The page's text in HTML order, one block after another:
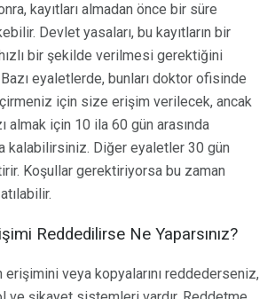
kayıtları almadan önce bir süre
Devlet yasaları, bu kayıtların bir
bir şekilde verilmesi gerektiğini
eyaletlerde, bunları doktor ofisinde
için size erişim verilecek, ancak
almak için 10 ila 60 gün arasında
kalabilirsiniz. Diğer eyaletler 30 gün
Koşullar gerektiriyorsa bu zaman
Reddedilirse Ne Yaparsınız?
erişimini veya kopyalarını reddederseniz,